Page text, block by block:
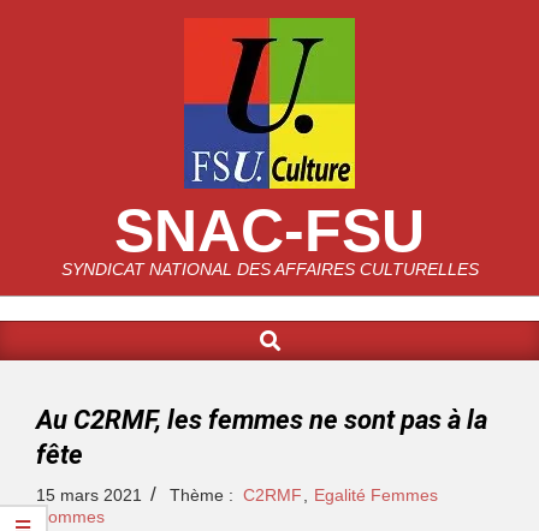
SNAC-FSU
SYNDICAT NATIONAL DES AFFAIRES CULTURELLES
Au C2RMF, les femmes ne sont pas à la
fête
15 mars 2021 Thème : C2RMF
Egalité Femmes
Hommes